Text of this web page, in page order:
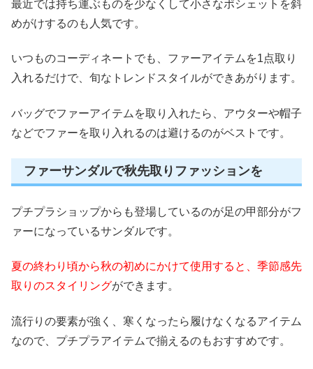
最近では持ち運ぶものを少なくして小さなポシェットを斜
めがけするのも人気です。
いつものコーディネートでも、ファーアイテムを1点取り
入れるだけで、旬なトレンドスタイルができあがります。
バッグでファーアイテムを取り入れたら、アウターや帽子
などでファーを取り入れるのは避けるのがベストです。
ファーサンダルで秋先取りファッションを
プチプラショップからも登場しているのが足の甲部分がフ
ァーになっているサンダルです。
夏の終わり頃から秋の初めにかけて使用すると、季節感先
取りのスタイリングができます。
流行りの要素が強く、寒くなったら履けなくなるアイテム
なので、プチプラアイテムで揃えるのもおすすめです。